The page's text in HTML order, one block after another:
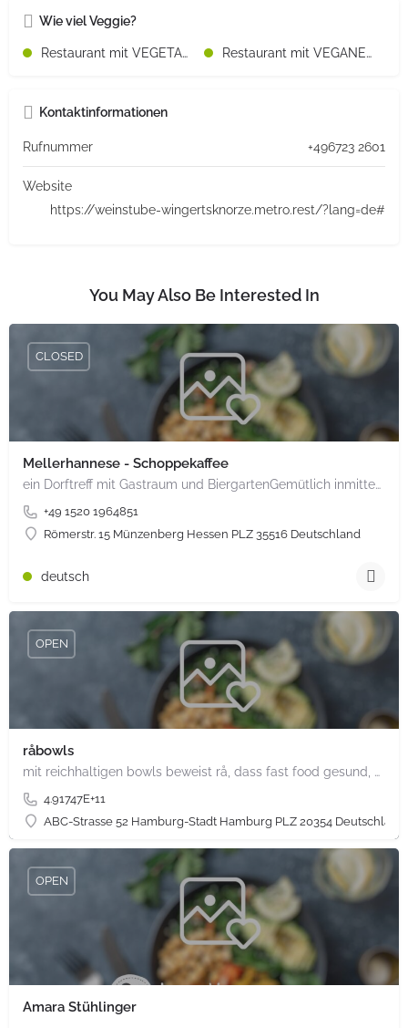
Wie viel Veggie?
Restaurant mit VEGETARISCHEN Speisen Restaurant mit VEGANEN Speisen
Kontaktinformationen
Rufnummer +496723 2601
Website
https://weinstube-wingertsknorze.metro.rest/?lang=de#
You May Also Be Interested In
Mellerhannese - Schoppekaffee
ein Dorftreff mit Gastraum und BiergartenGemütlich inmitten unserem idyllischen Trais Münzenberg, entlang…
+49 1520 1964851
Römerstr. 15 Münzenberg Hessen PLZ 35516 Deutschland
CLOSED
deutsch
råbowls
mit reichhaltigen bowls beweist rå, dass fast food gesund, nachhaltig und hundertprozentig vegan sein kann.…
4.91747E+11
ABC-Strasse 52 Hamburg-Stadt Hamburg PLZ 20354 Deutschland
OPEN
Amara Stühlinger
OPEN